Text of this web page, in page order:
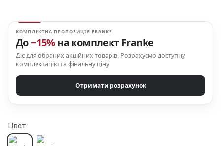
КОМПЛЕКТНА ПРОПОЗИЦІЯ FRANKE
До−15%на комплект Franke
Діє для обраних акційних товарів. Розрахуємо доступну
комплектацію та фінальну ціну.
Отримати розрахунок
Цвет